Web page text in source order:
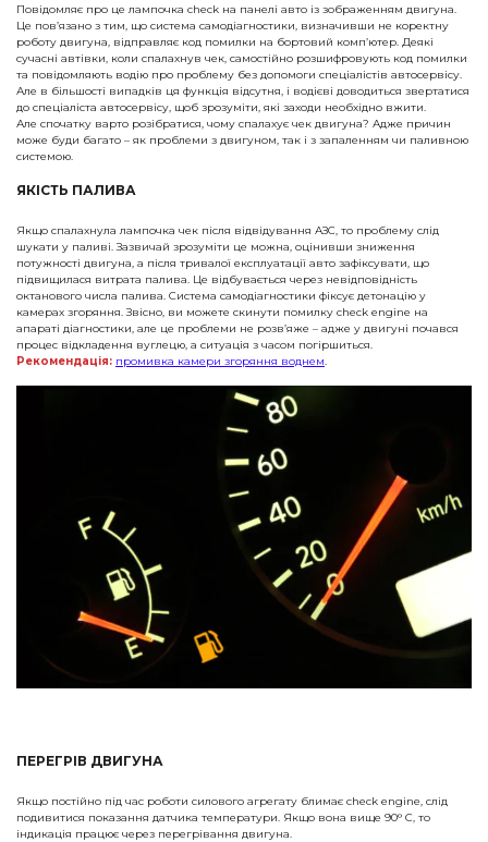
Повідомляє про це лампочка check на панелі авто із зображенням двигуна.
Це пов’язано з тим, що система самодіагностики, визначивши не коректну
роботу двигуна, відправляє код помилки на бортовий комп’ютер. Деякі
сучасні автівки, коли спалахнув чек, самостійно розшифровують код помилки
та повідомляють водію про проблему без допомоги спеціалістів автосервісу.
Але в більшості випадків ця функція відсутня, і водієві доводиться звертатися
до спеціаліста автосервісу, щоб зрозуміти, які заходи необхідно вжити.
Але спочатку варто розібратися, чому спалахує чек двигуна? Адже причин
може буди багато – як проблеми з двигуном, так і з запаленням чи паливною
системою.
ЯКІСТЬ ПАЛИВА
Якщо спалахнула лампочка чек після відвідування АЗС, то проблему слід
шукати у паливі. Зазвичай зрозуміти це можна, оцінивши зниження
потужності двигуна, а після тривалої експлуатації авто зафіксувати, що
підвищилася витрата палива. Це відбувається через невідповідність
октанового числа палива. Система самодіагностики фіксує детонацію у
камерах згоряння. Звісно, ви можете скинути помилку check engine на
апараті діагностики, але це проблеми не розв’яже – адже у двигуні почався
процес відкладення вуглецю, а ситуація з часом погіршиться.
Рекомендація: промивка камери згоряння воднем.
ПЕРЕГРІВ ДВИГУНА
Якщо постійно під час роботи силового агрегату блимає check engine, слід
подивитися показання датчика температури. Якщо вона вище 90° С, то
індикація працює через перегрівання двигуна.